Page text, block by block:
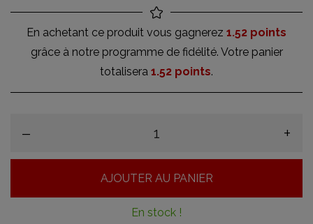
En achetant ce produit vous gagnerez 1.52 points
grâce à notre programme de fidélité. Votre panier
totalisera 1.52 points.
– +
AJOUTER AU PANIER
En stock !